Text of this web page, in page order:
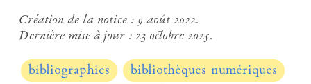
Création de la notice : 9 août 2022.
Dernière mise à jour :23 octobre 2025.
bibliographies
bibliothèques numériques